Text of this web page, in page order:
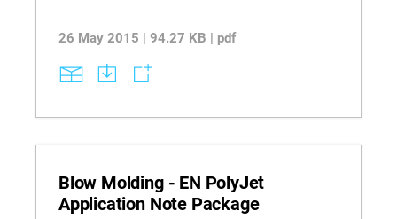
26 May 2015 | 94.27 KB | pdf
Blow Molding - EN PolyJet
Application Note Package